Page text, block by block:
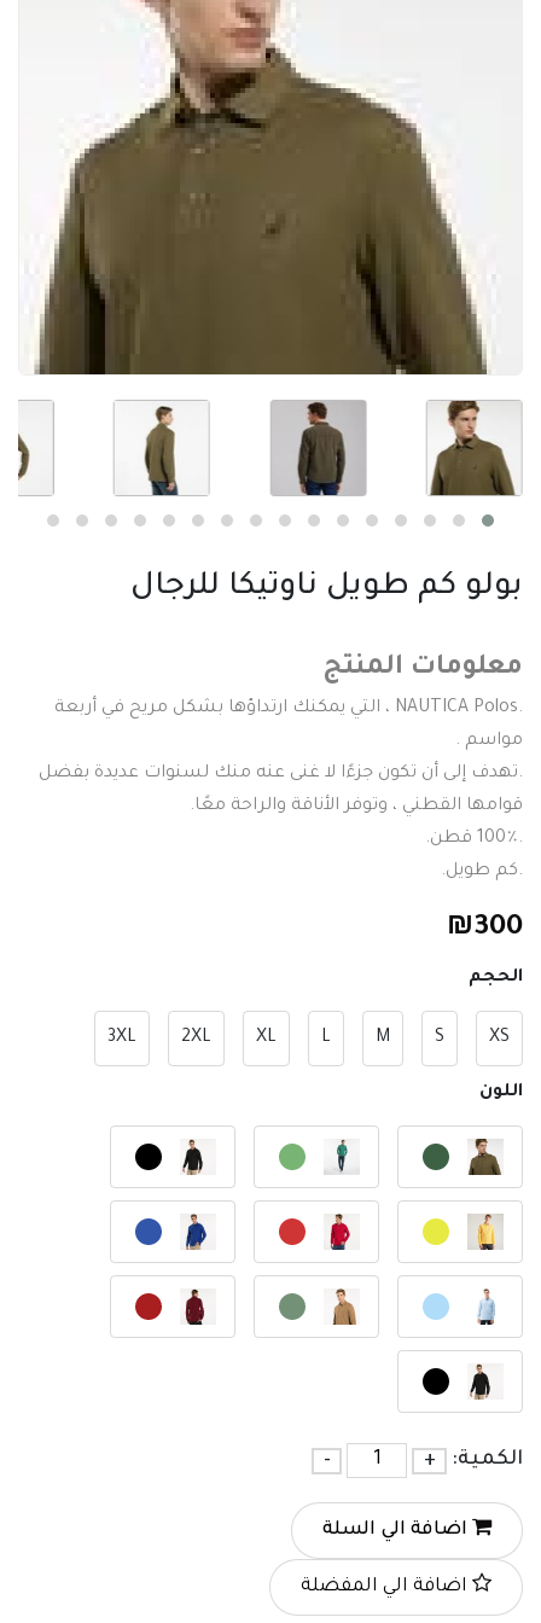
بولو كم طويل ناوتيكا للرجال
معلومات المنتج
.NAUTICA Polos ، التي يمكنك ارتداؤها بشكل مريح في أربعة
مواسم .
.تهدف إلى أن تكون جزءًا لا غنى عنه منك لسنوات عديدة بفضل
قوامها القطني ، وتوفر الأناقة والراحة معًا.
.100٪ قطن.
.كم طويل.
₪300
الحجم
XS
S
M
L
XL
2XL
3XL
اللون
الكمية: +
-
اضافة الي السلة
اضافة الي المفضلة